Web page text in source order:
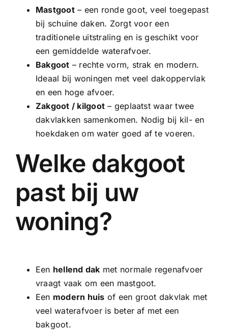
Mastgoot– een ronde goot, veel toegepast
bij schuine daken. Zorgt voor een
traditionele uitstraling en is geschikt voor
een gemiddelde waterafvoer.
Bakgoot – rechte vorm, strak en modern.
Ideaal bij woningen met veel dakoppervlak
en een hoge afvoer.
Zakgoot / kilgoot – geplaatst waar twee
dakvlakken samenkomen. Nodig bij kil- en
hoekdaken om water goed af te voeren.
Welke dakgoot
past bij uw
woning?
Een hellend dak met normale regenafvoer
vraagt vaak om een mastgoot.
Een modern huis of een groot dakvlak met
veel waterafvoer is beter af met een
bakgoot.